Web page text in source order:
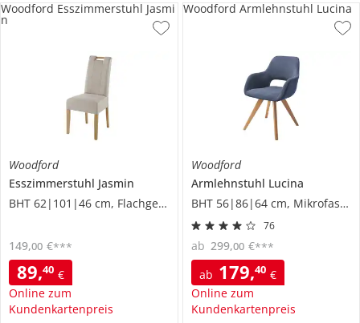
Woodford
Esszimmerstuhl Jasmin
BHT 62|101|46 cm, Flachgewebe
89,40 €
Online zum
Kundenkartenpreis
149,00 €***
Woodford Esszimmerstuhl Jasmi
n
Woodford
Armlehnstuhl Lucina
BHT 56|86|64 cm, Mikrofaser grob
76
ab 179,40 €
Online zum
Kundenkartenpreis
ab 299,00 €***
Woodford Armlehnstuhl Lucina